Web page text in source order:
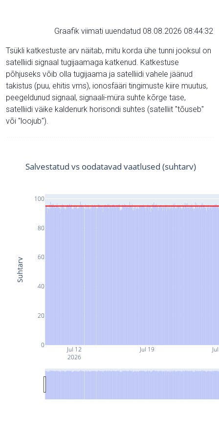
Graafik viimati uuendatud 08.08.2026 08:44:32
Tsükli katkestuste arv näitab, mitu korda ühe tunni jooksul on
satelliidi signaal tugijaamaga katkenud. Katkestuse
põhjuseks võib olla tugijaama ja satelliidi vahele jäänud
takistus (puu, ehitis vms), ionosfääri tingimuste kiire muutus,
peegeldunud signaal, signaali-müra suhte kõrge tase,
satelliidi väike kaldenurk horisondi suhtes (satelliit "tõuseb"
või "loojub").
Jul 12
2026
Jul 19
0
20
40
60
80
100
Salvestatud vs oodatavad vaatlused (suhtarv)
Suhtarv